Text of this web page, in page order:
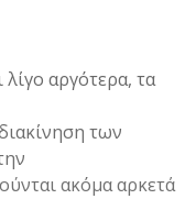
αργότερα, τα
των
ακόμα αρκετά